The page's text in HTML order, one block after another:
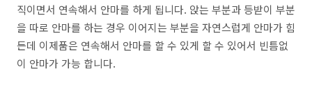
직이면서 연속해서 안마를 하게 됩니다. 앉는 부분과 등받이 부분
을 따로 안마를 하는 경우 이어지는 부분을 자연스럽게 안마가 힘
든데 이제품은 연속해서 안마를 할 수 있게 할 수 있어서 빈틈없
이 안마가 가능 합니다.